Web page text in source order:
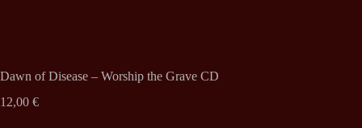
Dawn of Disease – Worship the Grave CD
12,00 €